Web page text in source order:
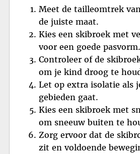
Meet de tailleomtrek
de juiste maat.
Kies een skibroek met
voor een goede pasvorm.
Controleer of de
om je kind droog te
Let op extra isolatie als
gebieden gaat.
Kies een skibroek met
om sneeuw buiten te
Zorg ervoor dat de
zit en voldoende